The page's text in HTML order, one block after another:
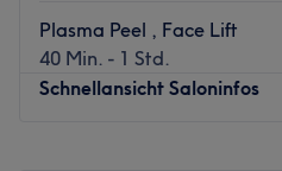
Plasma Peel , Face Lift
40 Min. - 1 Std.
Schnellansicht Saloninfos